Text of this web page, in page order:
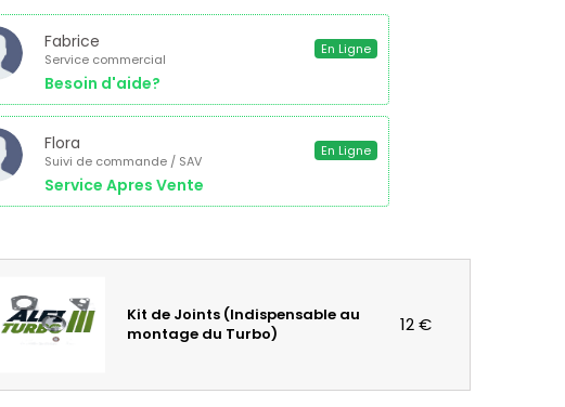
Fabrice
Service commercial
Besoin d'aide?
En Ligne
Flora
Suivi de commande / SAV
Service Apres Vente
En Ligne
Kit de Joints (Indispensable au
montage du Turbo)
12 €